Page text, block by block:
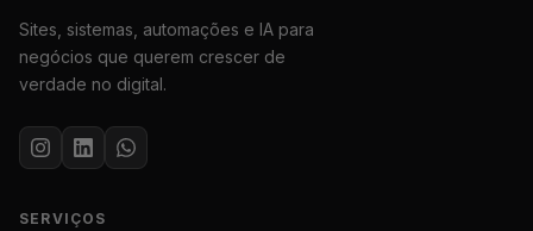
Sites, sistemas, automações e IA para
negócios que querem crescer de
verdade no digital.
SERVIÇOS